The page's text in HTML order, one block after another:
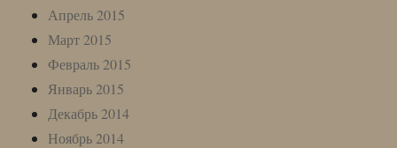
Апрель 2015
Март 2015
Февраль 2015
Январь 2015
Декабрь 2014
Ноябрь 2014